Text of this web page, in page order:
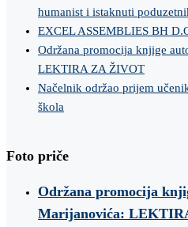
humanist i istaknuti
EXCEL ASSEMBLIES BH
Održana promocija knjige
LEKTIRA ZA ŽIVOT
Načelnik održao prijem
škola
Foto priče
Održana promocija
Marijanovića: